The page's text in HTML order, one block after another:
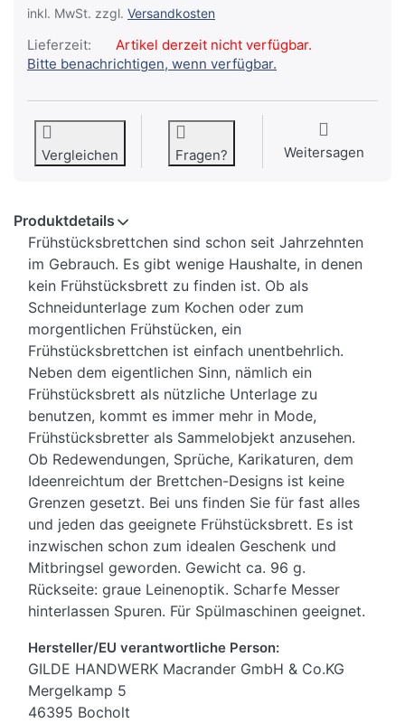
inkl. MwSt. zzgl. Versandkosten
Lieferzeit:
Artikel derzeit nicht verfügbar.
Bitte benachrichtigen, wenn verfügbar.
Vergleichen Fragen? Weitersagen
Produktdetails
Frühstücksbrettchen sind schon seit Jahrzehnten
im Gebrauch. Es gibt wenige Haushalte, in denen
kein Frühstücksbrett zu finden ist. Ob als
Schneidunterlage zum Kochen oder zum
morgentlichen Frühstücken, ein
Frühstücksbrettchen ist einfach unentbehrlich.
Neben dem eigentlichen Sinn, nämlich ein
Frühstücksbrett als nützliche Unterlage zu
benutzen, kommt es immer mehr in Mode,
Frühstücksbretter als Sammelobjekt anzusehen.
Ob Redewendungen, Sprüche, Karikaturen, dem
Ideenreichtum der Brettchen-Designs ist keine
Grenzen gesetzt. Bei uns finden Sie für fast alles
und jeden das geeignete Frühstücksbrett. Es ist
inzwischen schon zum idealen Geschenk und
Mitbringsel geworden. Gewicht ca. 96 g.
Rückseite: graue Leinenoptik. Scharfe Messer
hinterlassen Spuren. Für Spülmaschinen geeignet.
Hersteller/EU verantwortliche Person:
GILDE HANDWERK Macrander GmbH & Co.KG
Mergelkamp 5
46395 Bocholt